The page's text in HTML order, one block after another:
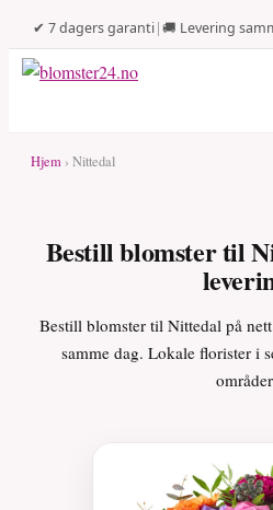
✔ 7 dagers garanti|🚚 Levering
Hjem › Nittedal
Bestill blomster til
Bestill blomster til Nittedal på
samme dag. Lokale florister i